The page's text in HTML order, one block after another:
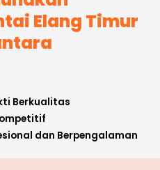
Elang Timur
Berkualitas
dan Berpengalaman